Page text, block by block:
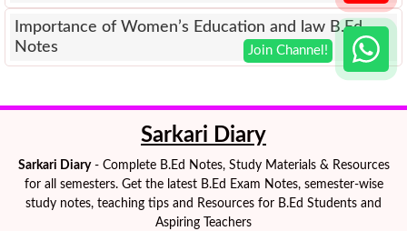
Importance of Women’s Education and law B.Ed
Notes
Sarkari Diary
Sarkari Diary- Complete B.Ed Notes, Study Materials & Resources
for all semesters. Get the latest B.Ed Exam Notes, semester-wise
study notes, teaching tips and Resources for B.Ed Students and
Aspiring Teachers